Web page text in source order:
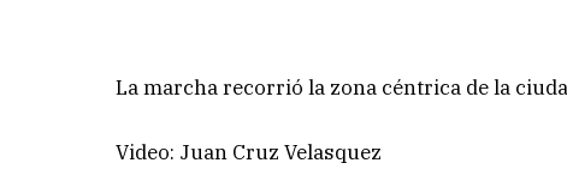
La marcha recorrió la zona céntrica de la
Video: Juan Cruz Velasquez